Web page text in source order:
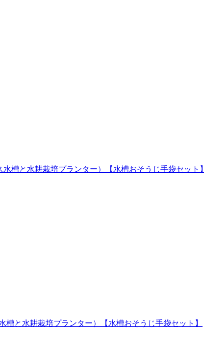
水槽と水耕栽培プランター）【水槽おそうじ手袋セット】
槽と水耕栽培プランター）【水槽おそうじ手袋セット】